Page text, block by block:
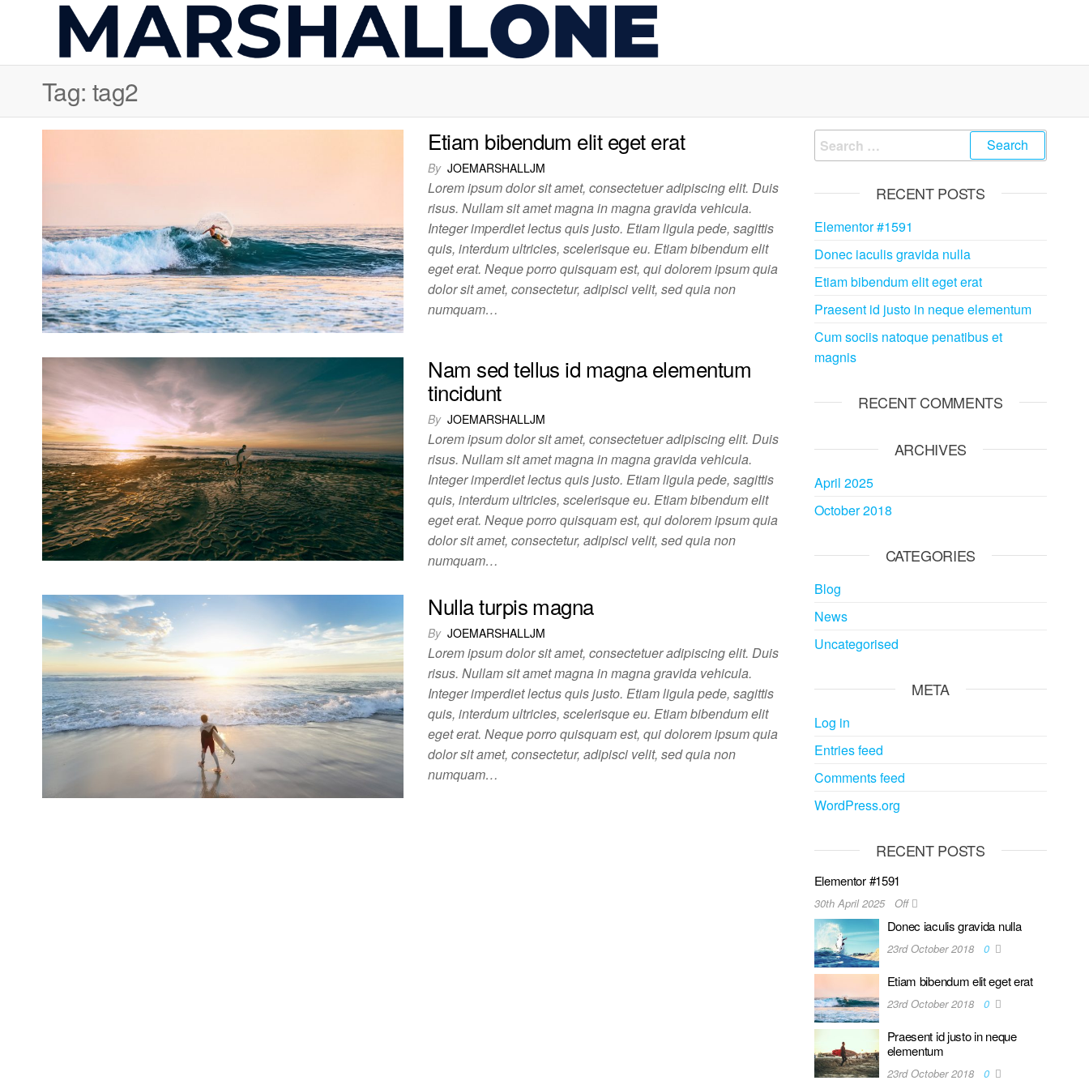
content
Marketing
Tag: tag2
Etiam bibendum elit eget erat
By JOEMARSHALLJM
Lorem ipsum dolor sit amet, consectetuer adipiscing elit. Duis
risus. Nullam sit amet magna in magna gravida vehicula.
Integer imperdiet lectus quis justo. Etiam ligula pede, sagittis
quis, interdum ultricies, scelerisque eu. Etiam bibendum elit
eget erat. Neque porro quisquam est, qui dolorem ipsum quia
dolor sit amet, consectetur, adipisci velit, sed quia non
numquam…
Nam sed tellus id magna elementum
tincidunt
By JOEMARSHALLJM
Lorem ipsum dolor sit amet, consectetuer adipiscing elit. Duis
risus. Nullam sit amet magna in magna gravida vehicula.
Integer imperdiet lectus quis justo. Etiam ligula pede, sagittis
quis, interdum ultricies, scelerisque eu. Etiam bibendum elit
eget erat. Neque porro quisquam est, qui dolorem ipsum quia
dolor sit amet, consectetur, adipisci velit, sed quia non
numquam…
Nulla turpis magna
By JOEMARSHALLJM
Lorem ipsum dolor sit amet, consectetuer adipiscing elit. Duis
risus. Nullam sit amet magna in magna gravida vehicula.
Integer imperdiet lectus quis justo. Etiam ligula pede, sagittis
quis, interdum ultricies, scelerisque eu. Etiam bibendum elit
eget erat. Neque porro quisquam est, qui dolorem ipsum quia
dolor sit amet, consectetur, adipisci velit, sed quia non
numquam…
Search
for:
RECENT POSTS
Elementor #1591
Donec iaculis gravida nulla
Etiam bibendum elit eget erat
Praesent id justo in neque elementum
Cum sociis natoque penatibus et
magnis
RECENT COMMENTS
ARCHIVES
April 2025
October 2018
CATEGORIES
Blog
News
Uncategorised
META
Log in
Entries feed
Comments feed
WordPress.org
RECENT POSTS
Elementor #1591
30th April 2025 Off
Donec iaculis gravida nulla
23rd October 2018 0
Etiam bibendum elit eget erat
23rd October 2018 0
Praesent id justo in neque
elementum
23rd October 2018 0